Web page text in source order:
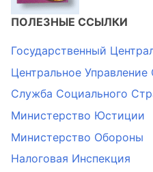
ПОЛЕЗНЫЕ ССЫЛКИ
Государственный
Центральное Управление
Служба Социального
Министерство Юстиции
Министерство Обороны
Налоговая Инспекция